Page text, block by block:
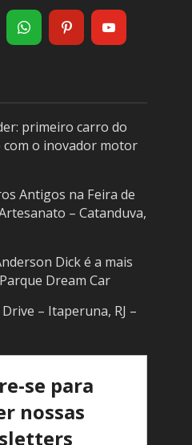
primeiro carro do
com o inovador motor
Antigos na Feira de
– Catanduva,
Dick é a mais
Dream Car
– Itaperuna, RJ –